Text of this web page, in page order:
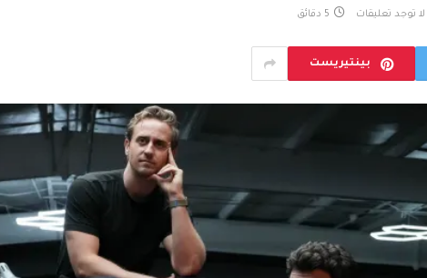
لا توجد تعليقات 5 دقائق
بينتيريست